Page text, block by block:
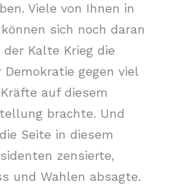
Viele von Ihnen in
sich noch daran
Kalte Krieg die
Demokratie gegen viel
auf diesem
brachte. Und
Seite in diesem
zensierte,
und Wahlen absagte.